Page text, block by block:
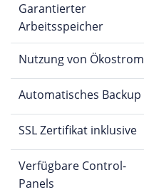
Garantierter
Arbeitsspeicher
Nutzung von Ökostrom
Automatisches Backup
SSL Zertifikat inklusive
Verfügbare Control-
Panels